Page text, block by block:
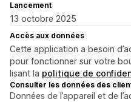
Lancement
13 octobre 2025
Accès aux données
Cette application a besoin
pour fonctionner sur votre
lisant la politique de
Consulter les données des
Données de l’appareil et de